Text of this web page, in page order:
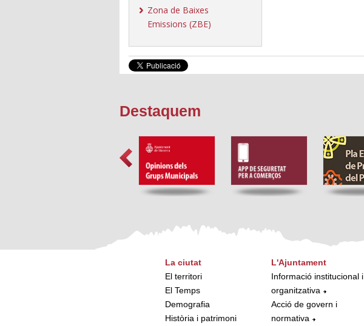
Zona de Baixes
Emissions (ZBE)
Destaquem
La ciutat
El territori
El Temps
Demografia
Història i patrimoni
L'Ajuntament
Informació institucional i
organitzativa
Acció de govern i
normativa